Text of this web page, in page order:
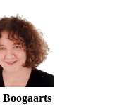
Boogaarts